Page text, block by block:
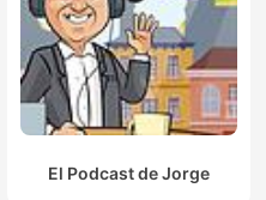
El Podcast de Jorge